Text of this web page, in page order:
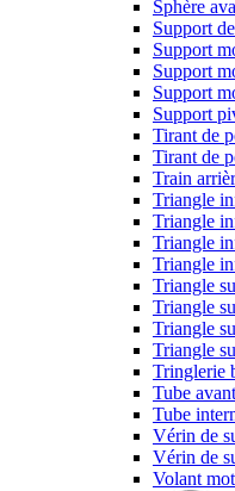
Sphère
Support
Support
Support
Support
Support
Tirant de
Tirant de
Train
Triangle
Triangle
Triangle
Triangle
Triangle
Triangle
Triangle
Triangle
Tringlerie
Tube
Tube
Vérin de
Vérin de
Volant